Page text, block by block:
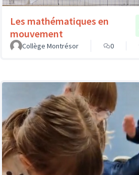
Les mathématiques en
mouvement
Collège Montrésor
0